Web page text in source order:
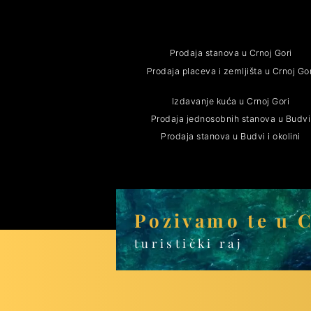
Prodaja stanova u Crnoj Gori
Prodaja placeva i zemljišta u Crnoj
Izdavanje kuća u Crnoj Gori
Prodaja jednosobnih stanova u Budvi
Prodaja stanova u Budvi i okolini
Pozivamo te u
turistički raj